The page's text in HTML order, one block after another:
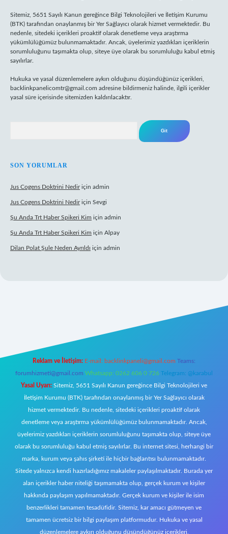
Sitemiz, 5651 Sayılı Kanun gereğince Bilgi Teknolojileri ve İletişim Kurumu
(BTK) tarafından onaylanmış bir Yer Sağlayıcı olarak hizmet vermektedir. Bu
nedenle, sitedeki içerikleri proaktif olarak denetleme veya araştırma
yükümlülüğümüz bulunmamaktadır. Ancak, üyelerimiz yazdıkları içeriklerin
sorumluluğunu taşımakta olup, siteye üye olarak bu sorumluluğu kabul etmiş
sayılırlar.
Hukuka ve yasal düzenlemelere aykırı olduğunu düşündüğünüz içerikleri,
backlinkpanelicomtr@gmail.com adresine bildirmeniz halinde, ilgili içerikler
yasal süre içerisinde sitemizden kaldırılacaktır.
SON YORUMLAR
Jus Cogens Doktrini Nediriçin admin
Jus Cogens Doktrini Nediriçin Sevgi
Şu Anda Trt Haber Spikeri Kim için admin
Şu Anda Trt Haber Spikeri Kim için Alpay
Dilan Polat Şule Neden Ayrıldı için admin
Reklam ve İletişim: E-mail: backlinkpaneli@gmail.com Teams:
forumhizmeti@gmail.com Whatsapp: 0262 606 0 726 Telegram: @karabul
Yasal Uyarı: Sitemiz, 5651 Sayılı Kanun gereğince Bilgi Teknolojileri ve
İletişim Kurumu (BTK) tarafından onaylanmış bir Yer Sağlayıcı olarak
hizmet vermektedir. Bu nedenle, sitedeki içerikleri proaktif olarak
denetleme veya araştırma yükümlülüğümüz bulunmamaktadır. Ancak,
üyelerimiz yazdıkları içeriklerin sorumluluğunu taşımakta olup, siteye üye
olarak bu sorumluluğu kabul etmiş sayılırlar. Bu internet sitesi, herhangi bir
marka, kurum veya şahıs şirketi ile hiçbir bağlantısı bulunmamaktadır.
Sitede yalnızca kendi hazırladığımız makaleler paylaşılmaktadır. Burada yer
alan içerikler haber niteliği taşımamakta olup, gerçek kurum ve kişiler
hakkında paylaşım yapılmamaktadır. Gerçek kurum ve kişiler ile isim
benzerlikleri tamamen tesadüfidir. Sitemiz, kar amacı gütmeyen ve
tamamen ücretsiz bir bilgi paylaşım platformudur. Hukuka ve yasal
düzenlemelere aykırı olduğunu düşündüğünüz içerikleri,